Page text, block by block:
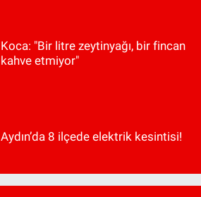
Koca: "Bir litre zeytinyağı, bir fincan
kahve etmiyor"
Aydın’da 8 ilçede elektrik kesintisi!